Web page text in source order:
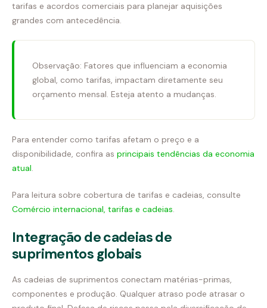
tarifas e acordos comerciais para planejar aquisições
grandes com antecedência.
Observação: Fatores que influenciam a economia
global, como tarifas, impactam diretamente seu
orçamento mensal. Esteja atento a mudanças.
Para entender como tarifas afetam o preço e a
disponibilidade, confira as principais tendências da economia
atual.
Para leitura sobre cobertura de tarifas e cadeias, consulte
Comércio internacional, tarifas e cadeias.
Integração de cadeias de
suprimentos globais
As cadeias de suprimentos conectam matérias-primas,
componentes e produção. Qualquer atraso pode atrasar o